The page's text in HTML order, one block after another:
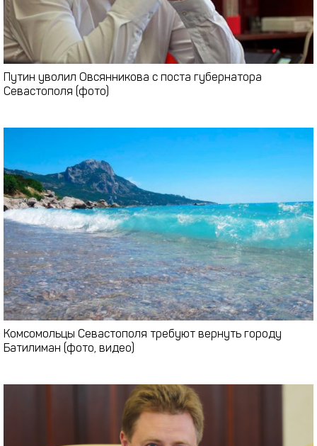
Путин уволил Овсянникова с поста губернатора
Севастополя (фото)
Комсомольцы Севастополя требуют вернуть городу
Батилиман (фото, видео)